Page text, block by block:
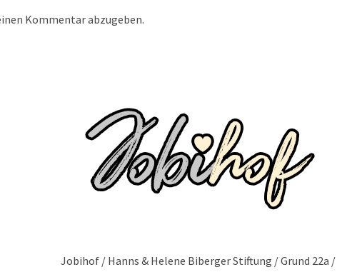
Kommentar abzugeben.
Jobihof / Hanns & Helene Biberger Stiftung / Grund 22a /